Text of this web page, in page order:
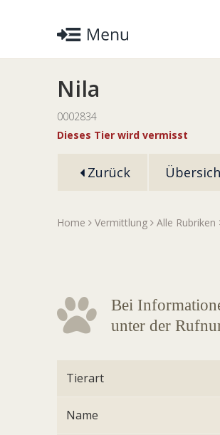
Nila
0002834
Dieses Tier wird vermisst
Zurück
Home Vermittlung Alle Rubriken
Bei
unter der
Tierart
Name